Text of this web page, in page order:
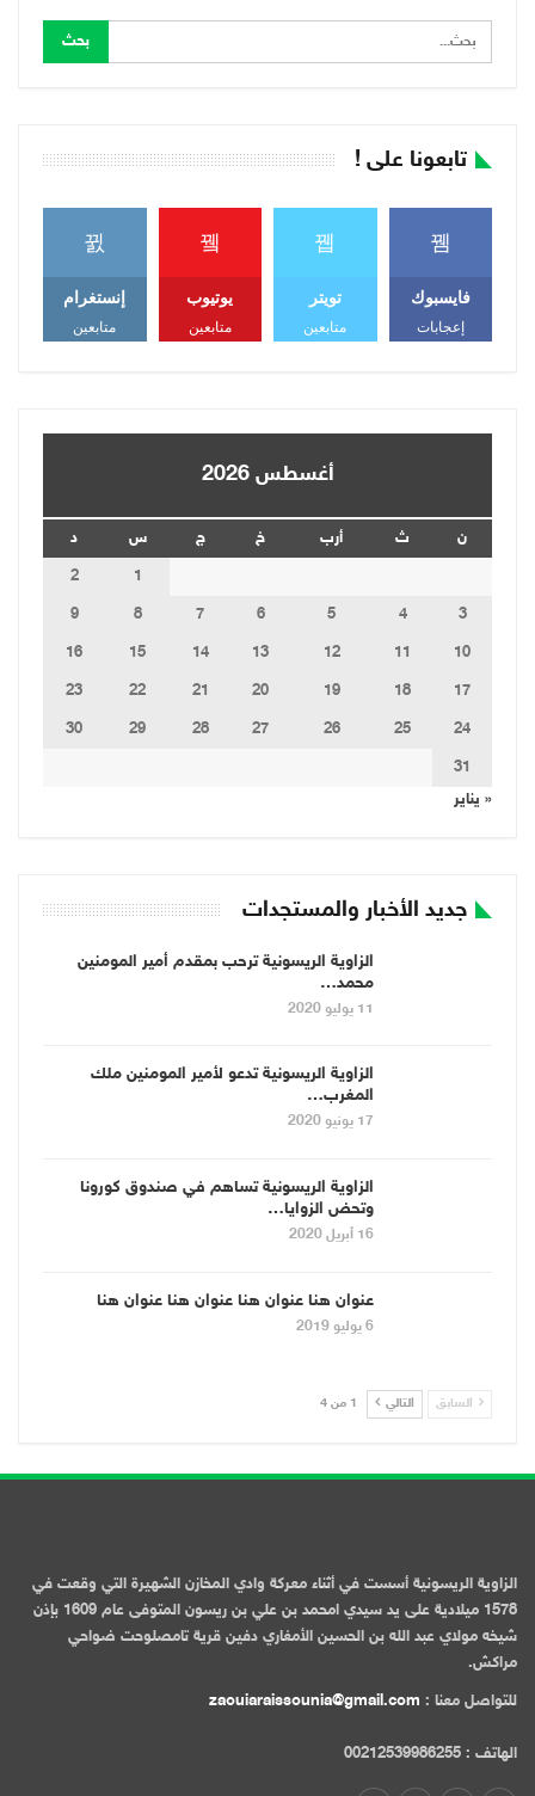
تابعونا على !
فايسبوك
إعجابات
تويتر
متابعين
يوتيوب
متابعين
إنستغرام
متابعين
أغسطس 2026
ن ث أرب خ ج س
د
1
2
3
4
5
6
7
8
9
10
11
12
13
14
15
16
17
18
19
20
21
22
23
24
25
26
27
28
29
30
31
« يناير
جديد الأخبار والمستجدات
الزاوية الريسونية ترحب بمقدم أمير المومنين
محمد…
11 يوليو 2020
الزاوية الريسونية تدعو لأمير المومنين ملك
المغرب…
17 يونيو 2020
الزاوية الريسونية تساهم في صندوق كورونا
وتحض الزوايا…
16 أبريل 2020
عنوان هنا عنوان هنا عنوان هنا عنوان هنا
6 يوليو 2019
السابق التالي 1 من 4
الزاوية الريسونية أسست في أثناء معركة وادي المخازن الشهيرة التي وقعت في
1578 ميلادية على يد سيدي امحمد بن علي بن ريسون المتوفى عام 1609 بإذن
شيخه مولاي عبد الله بن الحسين الأمغاري دفين قرية تامصلوحت ضواحي
مراكش.
للتواصل معنا : zaouiaraissounia@gmail.com
الهاتف : 00212539986255